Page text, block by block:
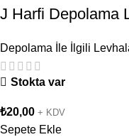
J Harfi Depolama
Depolama İle İlgili
Stokta var
₺20,00 + KDV
Sepete Ekle